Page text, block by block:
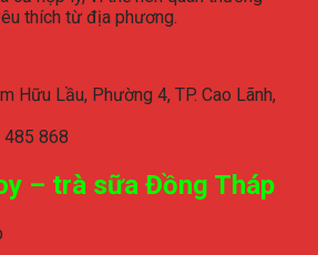
thích từ địa phương.
Hữu Lầu, Phường 4, TP. Cao Lãnh,
868
– trà sữa Đồng Tháp